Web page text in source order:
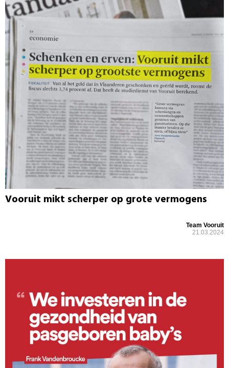
Vooruit mikt scherper op grote vermogens
Team Vooruit
21.03.2024